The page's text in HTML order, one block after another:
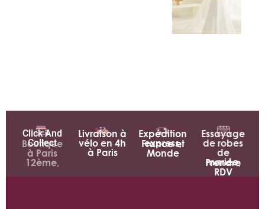
Click And
Collect
Boutique
à Paris
12ème,
Livraison à
vélo en 4h
à Paris
Expédition
express,
France et
Monde
Essayage
de robes
de
mariée,
Prendre
RDV